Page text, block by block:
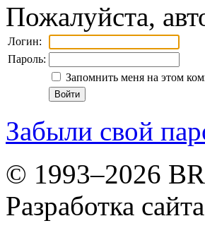
Пожалуйста,
Логин:
Пароль:
Запомнить меня на этом
Забыли свой
© 1993–2026
Разработка сайта